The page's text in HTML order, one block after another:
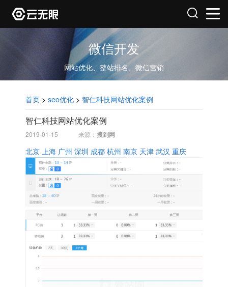
微信开发
网站优化、整站排名、微信营销
首页 > seo优化 > 智仁科技网站优化案例
智仁科技网站优化案例
2019-01-15 来源： 搜到网
北京 上海 广州 深圳 成都 杭州 南京 天津 武汉 重庆